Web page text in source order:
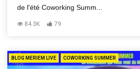
de l'été Coworking Summ...
84.3K 79
BLOG MERIEM LIVE COWORKING SUMMER